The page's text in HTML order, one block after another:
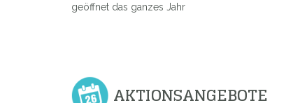
geöffnet das ganzes Jahr
AKTIONSANGEBOTE